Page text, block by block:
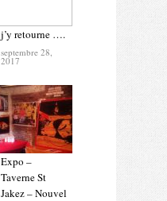
j’y retourne ….
septembre 28,
2017
Expo –
Taverne St
Jakez – Nouvel